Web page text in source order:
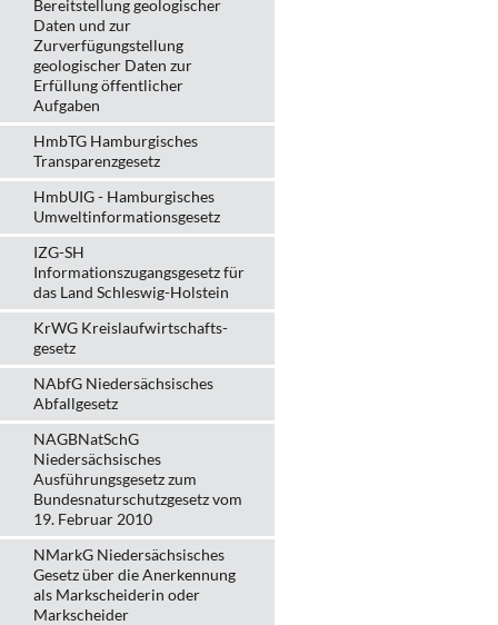
Bereitstellung geologischer
Daten und zur
Zurverfügungstellung
geologischer Daten zur
Erfüllung öffentlicher
Aufgaben
HmbTG Hamburgisches
Transparenzgesetz
HmbUIG - Hamburgisches
Umweltinformationsgesetz
IZG-SH
Informationszugangsgesetz für
das Land Schleswig-Holstein
KrWG Kreislaufwirtschafts­
gesetz
NAbfG Niedersächsisches
Abfallgesetz
NAGBNatSchG
Niedersächsisches
Ausführungsgesetz zum
Bundesnaturschutzgesetz vom
19. Februar 2010
NMarkG Niedersächsisches
Gesetz über die Anerkennung
als Markscheiderin oder
Markscheider